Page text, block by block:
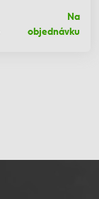
Na
objednávku